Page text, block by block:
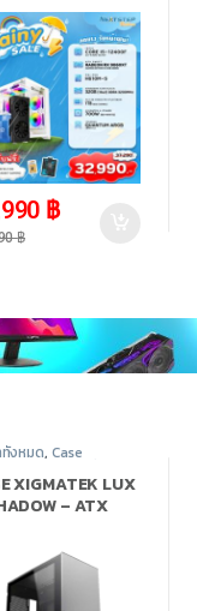
8GB / 32GB
3200MHz / M.2
฿
฿
งหมด, Case
,อุปกรณ์
วเตอร์
XIGMATEK LUX
– ATX